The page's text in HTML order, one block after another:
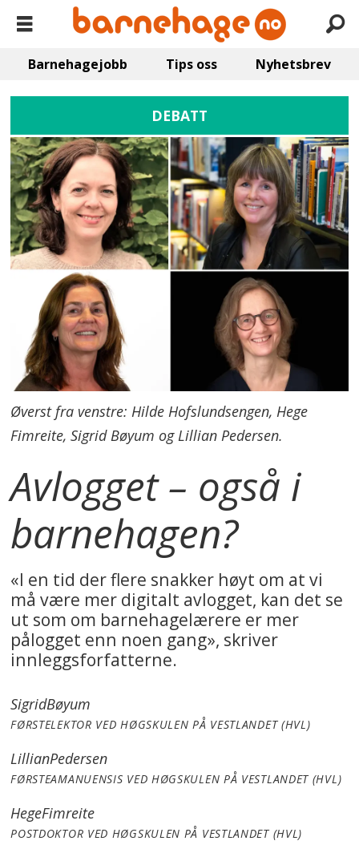
Barnehagejobb Tips oss Nyhetsbrev
DEBATT
Øverst fra venstre: Hilde Hofslundsengen, Hege
Fimreite, Sigrid Bøyum og Lillian Pedersen.
Avlogget – også i
barnehagen?
«I en tid der flere snakker høyt om at vi
må være mer digitalt avlogget, kan det se
ut som om barnehagelærere er mer
pålogget enn noen gang», skriver
innleggsforfatterne.
SigridBøyum
FØRSTELEKTOR VED HØGSKULEN PÅ VESTLANDET (HVL)
LillianPedersen
FØRSTEAMANUENSIS VED HØGSKULEN PÅ VESTLANDET (HVL)
HegeFimreite
POSTDOKTOR VED HØGSKULEN PÅ VESTLANDET (HVL)